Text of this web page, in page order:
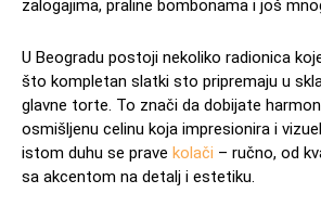
zalogajima, praline bombonama i još
U Beogradu postoji nekoliko radionica
što kompletan slatki sto pripremaju u
glavne torte. To znači da dobijate
osmišljenu celinu koja impresionira i
istom duhu se prave kolači – ručno, od
sa akcentom na detalj i estetiku.